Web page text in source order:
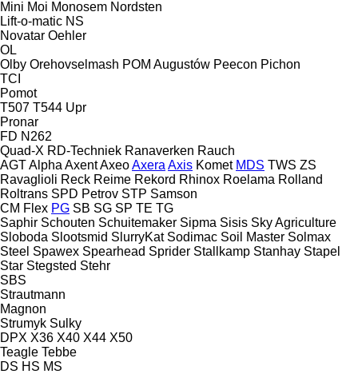
Mini Moi Monosem Nordsten
Lift-o-matic NS
Novatar Oehler
OL
Olby Orehovselmash POM Augustów Peecon Pichon
TCI
Pomot
T507 T544 Upr
Pronar
FD N262
Quad-X RD-Techniek Ranaverken Rauch
AGTAlpha AxentAxeoAxera Axis Komet MDS TWS ZS
Ravaglioli Reck Reime Rekord Rhinox Roelama Rolland
Roltrans SPD Petrov STP Samson
CM Flex PG SB SG SP TE TG
Saphir Schouten Schuitemaker Sipma Sisis Sky Agriculture
Sloboda Slootsmid SlurryKat Sodimac Soil Master Solmax
Steel Spawex Spearhead Sprider Stallkamp Stanhay Stapel
Star Stegsted Stehr
SBS
Strautmann
Magnon
Strumyk Sulky
DPX X36 X40 X44 X50
Teagle Tebbe
DS HS MS